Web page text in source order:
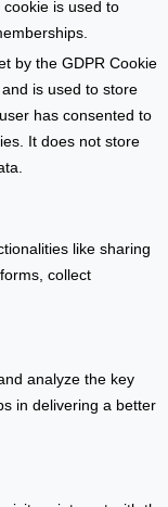
is used to
by the GDPR Cookie
is used to store
has consented to
It does not store
like sharing
collect
analyze the key
in delivering a better